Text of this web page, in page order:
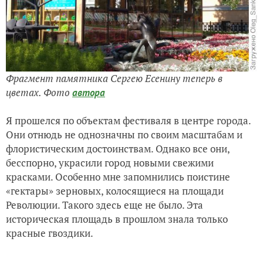
Фрагмент памятника Сергею Есенину теперь в
цветах. Фото автора
Я прошелся по объектам фестиваля в центре города.
Они отнюдь не однозначны по своим масштабам и
флористическим достоинствам. Однако все они,
бесспорно, украсили город новыми свежими
красками. Особенно мне запомнились поистине
«гектары» зерновых, колосящиеся на площади
Революции. Такого здесь еще не было. Эта
историческая площадь в прошлом знала только
красные гвоздики.